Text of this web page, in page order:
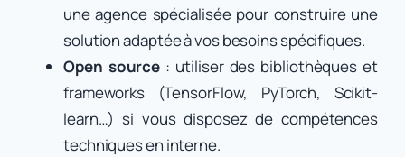
une agence spécialisée pour construire une
solution adaptée à vos besoins spécifiques.
Open source : utiliser des bibliothèques et
frameworks (TensorFlow, PyTorch, Scikit-
learn…) si vous disposez de compétences
techniques en interne.